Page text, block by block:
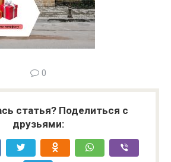
0
статья? Поделиться с
друзьями: